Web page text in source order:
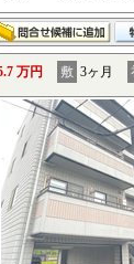
万円 敷 3ヶ月